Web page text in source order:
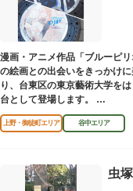
どの年代の方々も、身も心も
グッズの販売もありますので
ね。
漫画・アニメ作品「ブルーピ
の絵画との出会いをきっかけ
り、台東区の東京藝術大学を
台として登場します。
区にゆかりのある本作品を通
と区内観光客の回遊性向上を
設置年月日：令和4年3月1日
上野・御徒町エリア 谷中エリア
虫塚